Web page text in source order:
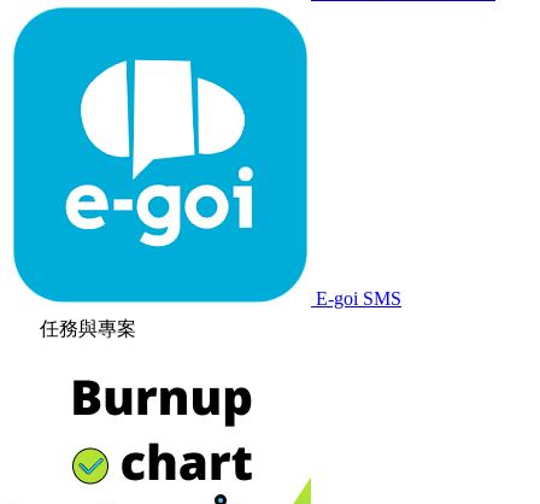
E-goi SMS
任務與專案